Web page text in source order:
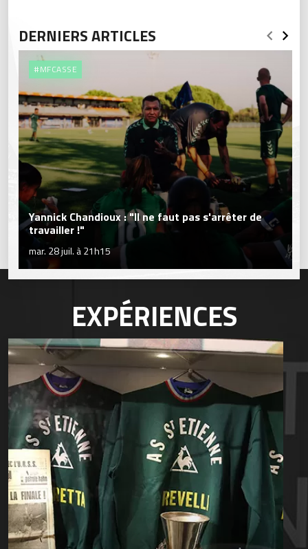
DERNIERS ARTICLES
#MFCASSE
Yannick Chandioux : "Il ne faut pas s'arrêter de
travailler !"
mar. 28 juil. à 21h15
EXPÉRIENCES